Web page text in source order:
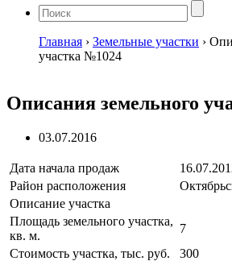
Главная › Земельные участки ›
участка №1024
Описания земельного
03.07.2016
Дата начала продаж
Район расположения
Описание участка
Площадь земельного участка,
кв. м.
7
Стоимость участка, тыс. руб.
300